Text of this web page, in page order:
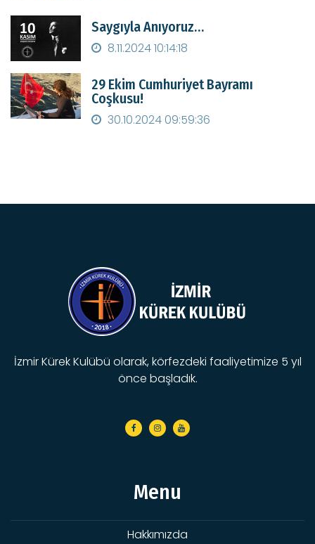
Saygıyla Anıyoruz…
8.11.2024 10:14:18
29 Ekim Cumhuriyet Bayramı
Coşkusu!
30.10.2024 09:59:36
İzmir Kürek Kulübü olarak, körfezdeki faaliyetimize 5 yıl
önce başladık.
Menu
Hakkımızda